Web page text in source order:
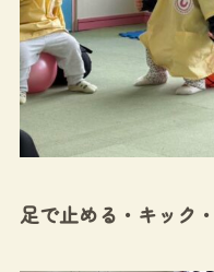
足で止める・キック